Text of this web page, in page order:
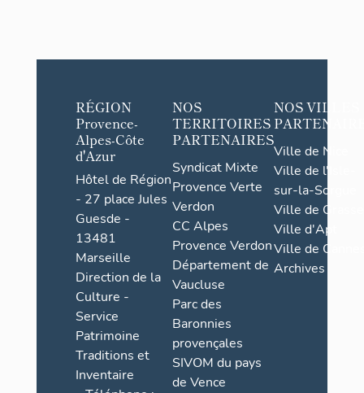
RÉGION
Provence-
Alpes-Côte
d'Azur
Hôtel de Région
- 27 place Jules
Guesde -
13481
Marseille
Direction de la
Culture -
Service
Patrimoine
Traditions et
Inventaire
NOS
TERRITOIRES
PARTENAIRES
Syndicat Mixte
Provence Verte
Verdon
CC Alpes
Provence Verdon
Département de
Vaucluse
Parc des
Baronnies
provençales
SIVOM du pays
de Vence
NOS VILLES
Ville de Nice
Ville de l'Isle-
sur-la-Sorgue
Ville de Grasse
Ville d'Apt
Ville de
Archives